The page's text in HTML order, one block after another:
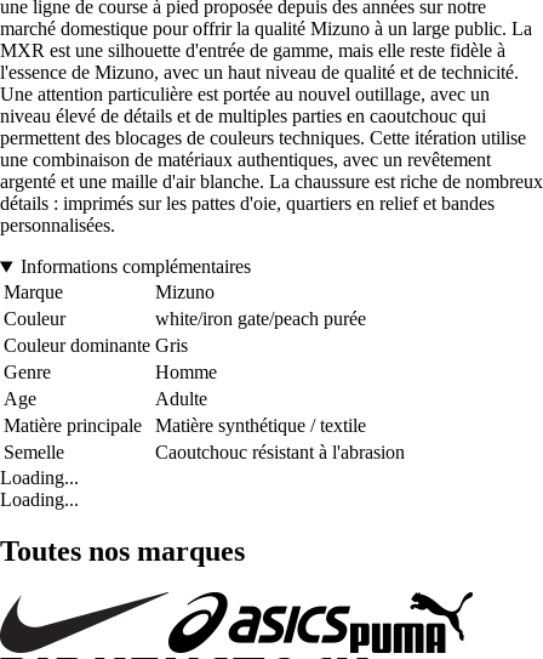
une ligne de course à pied proposée depuis des années sur notre
marché domestique pour offrir la qualité Mizuno à un large public. La
MXR est une silhouette d'entrée de gamme, mais elle reste fidèle à
l'essence de Mizuno, avec un haut niveau de qualité et de technicité.
Une attention particulière est portée au nouvel outillage, avec un
niveau élevé de détails et de multiples parties en caoutchouc qui
permettent des blocages de couleurs techniques. Cette itération utilise
une combinaison de matériaux authentiques, avec un revêtement
argenté et une maille d'air blanche. La chaussure est riche de nombreux
détails : imprimés sur les pattes d'oie, quartiers en relief et bandes
personnalisées.
Informations complémentaires
Marque
Mizuno
Couleur
white/iron gate/peach purée
Couleur dominante Gris
Genre
Homme
Age
Adulte
Matière principale
Matière synthétique / textile
Semelle
Caoutchouc résistant à l'abrasion
Loading...
Loading...
Toutes nos marques